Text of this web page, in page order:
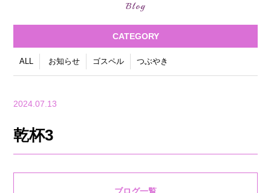
Blog
CATEGORY
ALL お知らせ ゴスペル つぶやき
2024.07.13
乾杯3